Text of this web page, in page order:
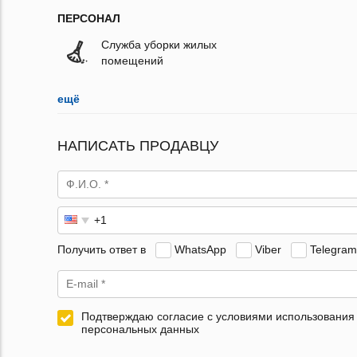
ПЕРСОНАЛ
Служба уборки жилых
помещений
ещё
НАПИСАТЬ ПРОДАВЦУ
Получить ответ в WhatsApp Viber Telegram
Подтверждаю согласие с условиями использования
персональных данных